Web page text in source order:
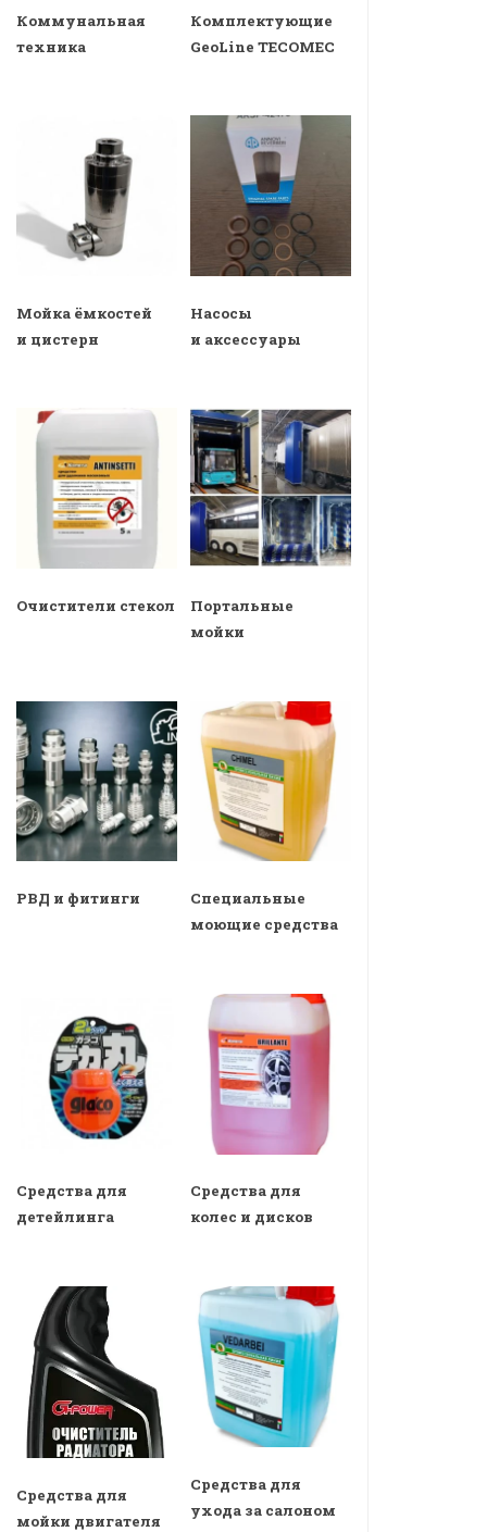
Коммунальная
техника
Комплектующие
GeoLine TECOMEC
Мойка ёмкостей
и цистерн
Насосы
и аксессуары
Очистители стекол
Портальные
мойки
РВД и фитинги
Специальные
моющие средства
Средства для
детейлинга
Средства для
колес и дисков
Средства для
мойки двигателя
Средства для
ухода за салоном